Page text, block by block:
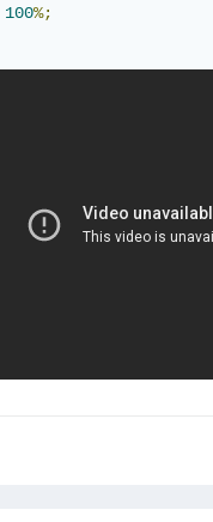
100%;